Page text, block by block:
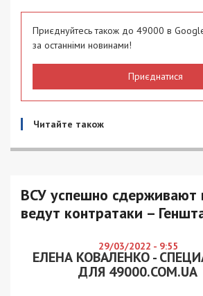
Приєднуйтесь також до 49000 в
за останніми новинами!
Приєднатися
Читайте також
ВСУ успешно сдерживают
ведут контратаки –
29/03/2022 - 9:55
ЕЛЕНА КОВАЛЕНКО -
ДЛЯ 49000.COM.UA